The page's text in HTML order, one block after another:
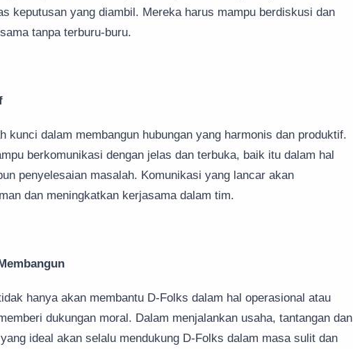
keputusan yang diambil. Mereka harus mampu berdiskusi dan
tanpa terburu-buru.
kunci dalam membangun hubungan yang harmonis dan produktif.
berkomunikasi dengan jelas dan terbuka, baik itu dalam hal
penyelesaian masalah. Komunikasi yang lancar akan
dan meningkatkan kerjasama dalam tim.
hanya akan membantu D-Folks dalam hal operasional atau
dukungan moral. Dalam menjalankan usaha, tantangan dan
ideal akan selalu mendukung D-Folks dalam masa sulit dan